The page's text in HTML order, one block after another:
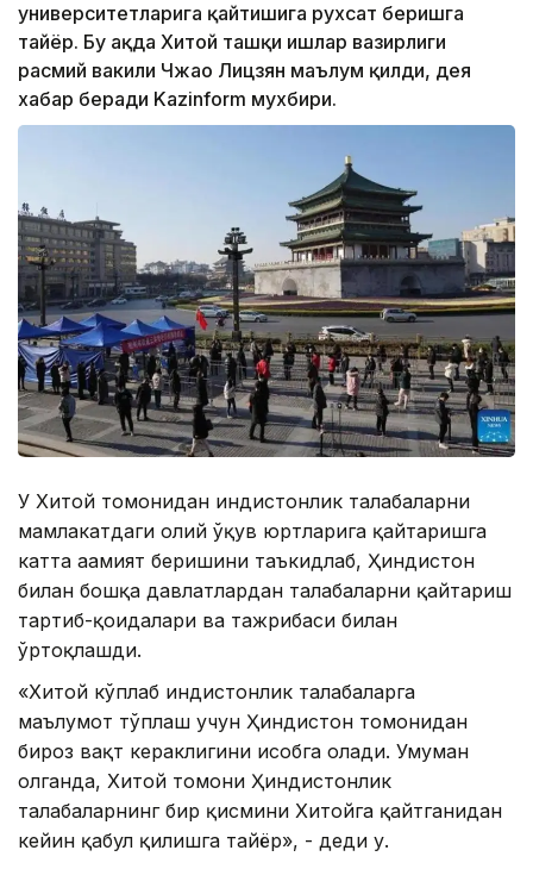
университетларига қайтишига рухсат беришга
тайёр. Бу ҳақда Хитой ташқи ишлар вазирлиги
расмий вакили Чжао Лицзян маълум қилди, дея
хабар беради Kazinform мухбири.
У Хитой томонидан ҳиндистонлик талабаларни
мамлакатдаги олий ўқув юртларига қайтаришга
катта аҳамият беришини таъкидлаб, Ҳиндистон
билан бошқа давлатлардан талабаларни қайтариш
тартиб-қоидалари ва тажрибаси билан
ўртоқлашди.
«Хитой кўплаб ҳиндистонлик талабаларга
маълумот тўплаш учун Ҳиндистон томонидан
бироз вақт кераклигини ҳисобга олади. Умуман
олганда, Хитой томони Ҳиндистонлик
талабаларнинг бир қисмини Хитойга қайтганидан
кейин қабул қилишга тайёр», - деди у.